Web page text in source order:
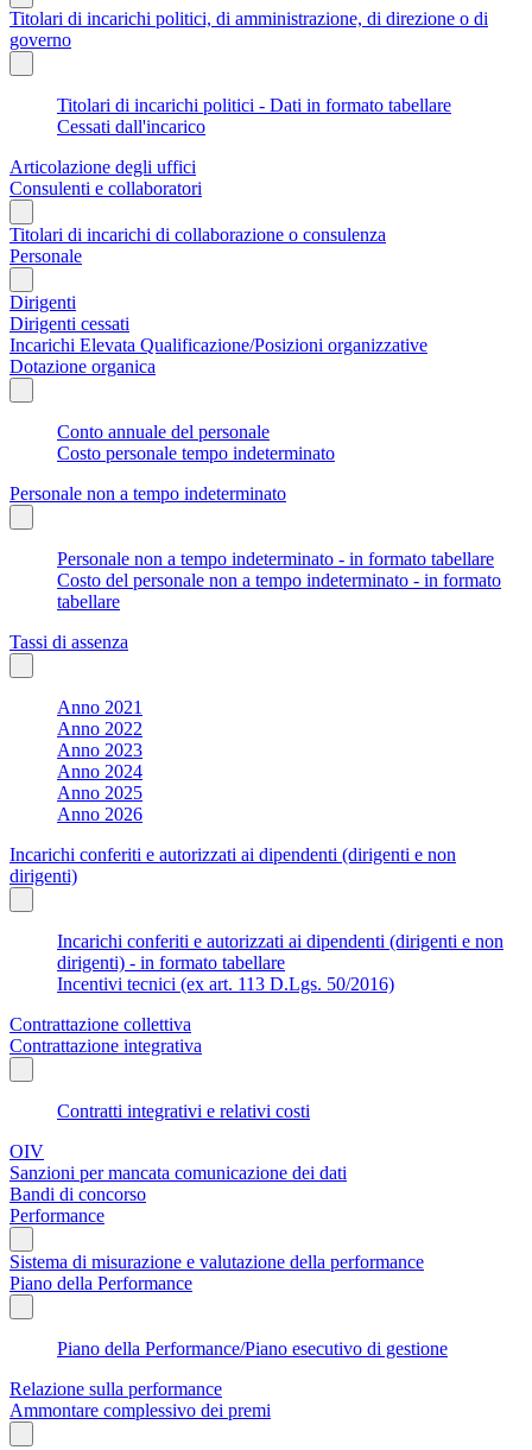
Titolari di incarichi politici, di amministrazione, di direzione o di
governo
Titolari di incarichi politici - Dati in formato tabellare
Cessati dall'incarico
Articolazione degli uffici
Consulenti e collaboratori
Titolari di incarichi di collaborazione o consulenza
Personale
Dirigenti
Dirigenti cessati
Incarichi Elevata Qualificazione/Posizioni organizzative
Dotazione organica
Conto annuale del personale
Costo personale tempo indeterminato
Personale non a tempo indeterminato
Personale non a tempo indeterminato - in formato tabellare
Costo del personale non a tempo indeterminato - in formato
tabellare
Tassi di assenza
Anno 2021
Anno 2022
Anno 2023
Anno 2024
Anno 2025
Anno 2026
Incarichi conferiti e autorizzati ai dipendenti (dirigenti e non
dirigenti)
Incarichi conferiti e autorizzati ai dipendenti (dirigenti e non
dirigenti) - in formato tabellare
Incentivi tecnici (ex art. 113 D.Lgs. 50/2016)
Contrattazione collettiva
Contrattazione integrativa
Contratti integrativi e relativi costi
OIV
Sanzioni per mancata comunicazione dei dati
Bandi di concorso
Performance
Sistema di misurazione e valutazione della performance
Piano della Performance
Piano della Performance/Piano esecutivo di gestione
Relazione sulla performance
Ammontare complessivo dei premi